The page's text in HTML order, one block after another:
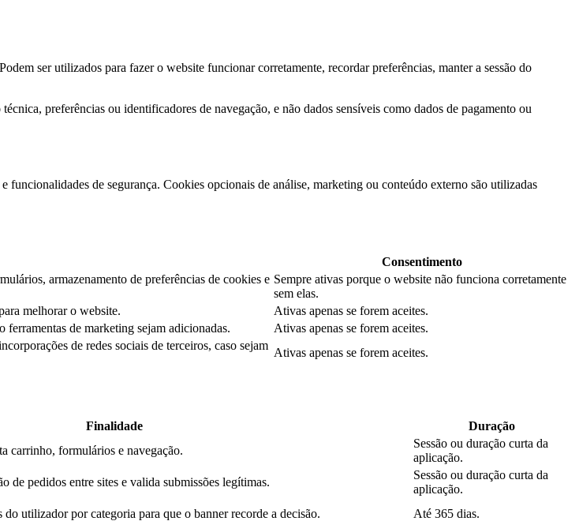
ser utilizados para fazer o website funcionar corretamente, recordar preferências, manter a sessão do
preferências ou identificadores de navegação, e não dados sensíveis como dados de pagamento ou
de segurança. Cookies opcionais de análise, marketing ou conteúdo externo são utilizadas
Consentimento
armazenamento de preferências de cookies e Sempre ativas porque o website não funciona corretamente
sem elas.
melhorar o website.
Ativas apenas se forem aceites.
ferramentas de marketing sejam adicionadas.
Ativas apenas se forem aceites.
de redes sociais de terceiros, caso sejam
Ativas apenas se forem aceites.
Finalidade
Duração
carrinho, formulários e navegação.
Sessão ou duração curta da
aplicação.
de pedidos entre sites e valida submissões legítimas.
Sessão ou duração curta da
aplicação.
utilizador por categoria para que o banner recorde a decisão. Até 365 dias.